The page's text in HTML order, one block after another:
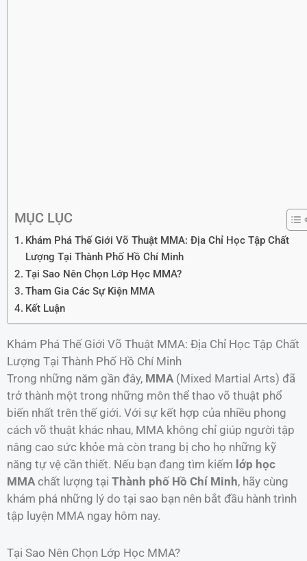
MỤC LỤC
Khám Phá Thế Giới Võ Thuật MMA: Địa Chỉ Học Tập Chất
Lượng Tại Thành Phố Hồ Chí Minh
Tại Sao Nên Chọn Lớp Học MMA?
Tham Gia Các Sự Kiện MMA
Kết Luận
Khám Phá Thế Giới Võ Thuật MMA: Địa Chỉ Học Tập Chất
Lượng Tại Thành Phố Hồ Chí Minh
Trong những năm gần đây, MMA (Mixed Martial Arts) đã
trở thành một trong những môn thể thao võ thuật phổ
biến nhất trên thế giới. Với sự kết hợp của nhiều phong
cách võ thuật khác nhau, MMA không chỉ giúp người tập
nâng cao sức khỏe mà còn trang bị cho họ những kỹ
năng tự vệ cần thiết. Nếu bạn đang tìm kiếm lớp học
MMA chất lượng tại Thành phố Hồ Chí Minh, hãy cùng
khám phá những lý do tại sao bạn nên bắt đầu hành trình
tập luyện MMA ngay hôm nay.
Tại Sao Nên Chọn Lớp Học MMA?